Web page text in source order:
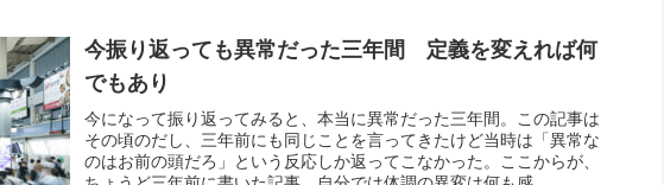
今振り返っても異常だった三年間 定義を変えれば何
でもあり
今になって振り返ってみると、本当に異常だった三年間。この記事は
その頃のだし、三年前にも同じことを言ってきたけど当時は「異常な
のはお前の頭だろ」という反応しか返ってこなかった。ここからが、